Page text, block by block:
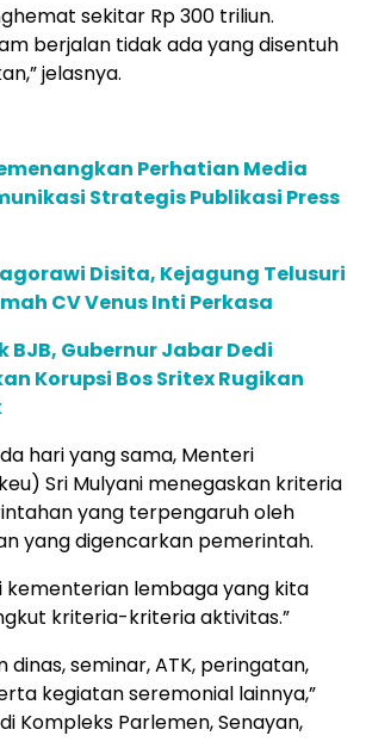
sekitar Rp 300 triliun.
berjalan tidak ada yang disentuh
jelasnya.
Perhatian Media
Strategis Publikasi Press
Disita, Kejagung Telusuri
CV Venus Inti Perkasa
BJB, Gubernur Jabar Dedi
Korupsi Bos Sritex Rugikan
hari yang sama, Menteri
Sri Mulyani menegaskan kriteria
yang terpengaruh oleh
yang digencarkan pemerintah.
kementerian lembaga yang kita
kriteria-kriteria aktivitas.”
dinas, seminar, ATK, peringatan,
kegiatan seremonial lainnya,”
Kompleks Parlemen, Senayan,